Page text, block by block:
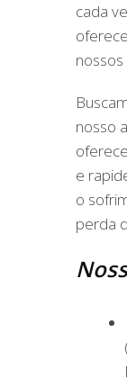
cada
nosso
e
o
perda